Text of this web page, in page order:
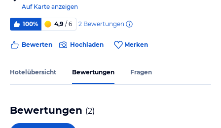
Auf Karte anzeigen
100% 4,9 / 6 2 Bewertungen
Bewerten Hochladen Merken
Hotelübersicht Bewertungen Fragen
Bewertungen (2)